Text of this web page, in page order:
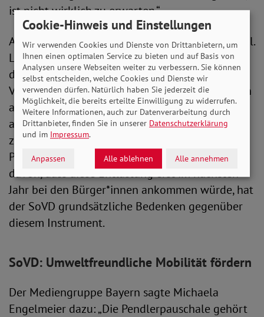
ist nicht wirklich zu erwarten.“
Auch in der Bevölkerung überwiegen die Zweifel.
Laut ZDF-„Politbarometer“ kritisieren 80 Prozent
der Befragten das Vorgehen als zu schwach, drei
Viertel wünschen sich eine Senkung der Steuern
auf Benzin und Diesel. Die Politik hat dagegen
andere Maßnahmen im Blick und stellt
zumindest die Möglichkeit einer Erhöhung der
Pendlerpauschale in den Raum. Abgesehen
davon, dass diese Entlastung erst im nächsten
Jahr bei den Bürger*innen ankommen würde, hat
der SoVD grundsätzliche Bedenken gegenüber
diesem Instrument.
SoVD: Umweltfreundliche Mobilität fördern
Der Mediengruppe Bayern sagte Michaela
Engelmeier dazu: „Die Pendlerpauschale gehört
Cookie-Hinweis und Einstellungen
Wir verwenden Cookies und Dienste von Drittanbietern, um
Ihnen einen optimalen Service zu bieten und auf Basis von
Analysen unsere Webseiten weiter zu verbessern. Sie können
selbst entscheiden, welche Cookies und Dienste wir
verwenden dürfen. Natürlich haben Sie jederzeit die
Möglichkeit, die bereits erteilte Einwilligung zu widerrufen.
Weitere Informationen, auch zur Datenverarbeitung durch
Drittanbieter, finden Sie in unserer Datenschutzerklärung
und im Impressum.
Anpassen Alle ablehnen Alle annehmen